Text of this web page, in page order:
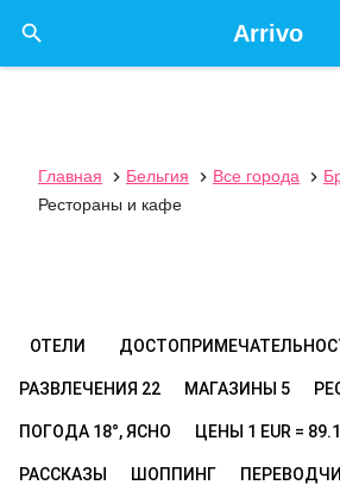
Arrivo

Главная  Бельгия  Все города 
Рестораны и кафе
ОТЕЛИ
РАЗВЛЕЧЕНИЯ 22 МАГАЗИНЫ 5
ПОГОДА 18°, ЯСНО ЦЕНЫ 1 EUR =
РАССКАЗЫ ШОППИНГ